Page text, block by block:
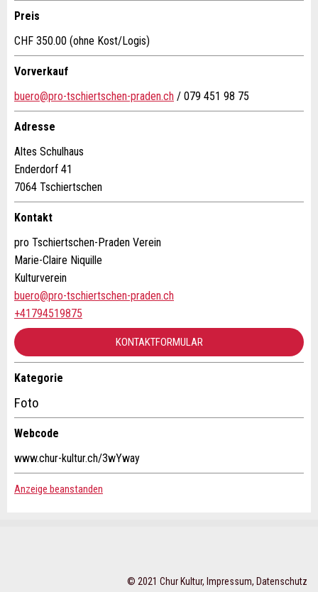
Zur Qualitätssicherung wird eine Kopie der E-Mail an
guidle übermittelt.
NACHRICHT SENDEN
Schliessen
* Eingabe erforderlich
ANZEIGE WEITEREMPFEHLEN
Firma / Organisation:
PLZ / Ort *:
E-Mail *:
Telefon *:
Nachricht:
* Pflichtfeld
E-Mail an guidle gesendet.
Policy
and Terms of Service
Preis
CHF 350.00 (ohne Kost/Logis)
Vorverkauf
buero@pro-tschiertschen-praden.ch / 079 451 98 75
Adresse
Altes Schulhaus
Enderdorf 41
7064 Tschiertschen
Kontakt
pro Tschiertschen-Praden Verein
Marie-Claire Niquille
Kulturverein
buero@pro-tschiertschen-praden.ch
+41794519875
KONTAKTFORMULAR
Kontakt
Verfassen Sie eine Nachricht für die Kontaktpersonen dieser
Kategorie
Foto
Webcode
www.chur-kultur.ch/3wYway
Anzeige beanstanden
© 2021 Chur Kultur, Impressum, Datenschutz